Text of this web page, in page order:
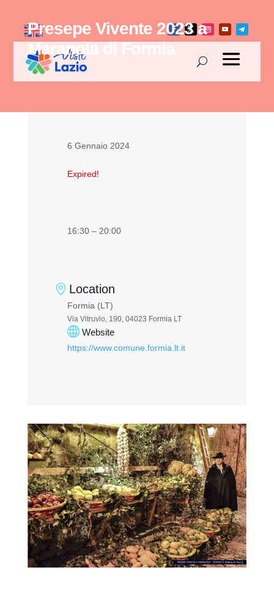
Presepe Vivente 2023 a
Maranola di Formia
6 Gennaio 2024
Expired!
16:30 – 20:00
Location
Formia (LT)
Via Vitruvio, 190, 04023 Formia LT
Website
https://www.comune.formia.lt.it